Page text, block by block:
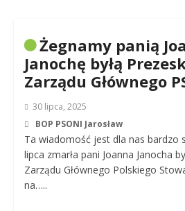
Żegnamy panią
Janochę byłą
Zarządu Głównego
30 lipca, 2025
BOP PSONI Jarosław
Ta wiadomość jest dla nas bardzo
lipca zmarła pani Joanna Janocha
Zarządu Głównego Polskiego
na…..